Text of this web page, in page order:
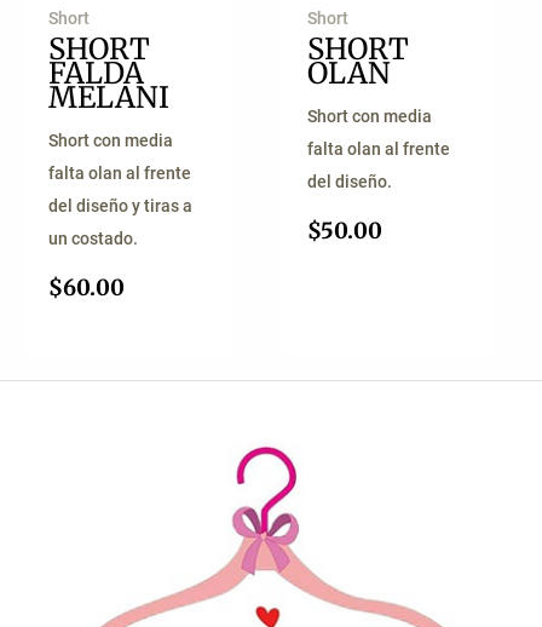
Short
SHORT
FALDA
MELANI
Short con media
falta olan al frente
del diseño y tiras a
un costado.
$60.00
Short
SHORT
OLAN
Short con media
falta olan al frente
del diseño.
$50.00